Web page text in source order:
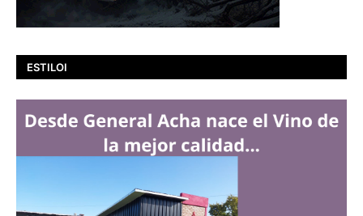
ESTILOI